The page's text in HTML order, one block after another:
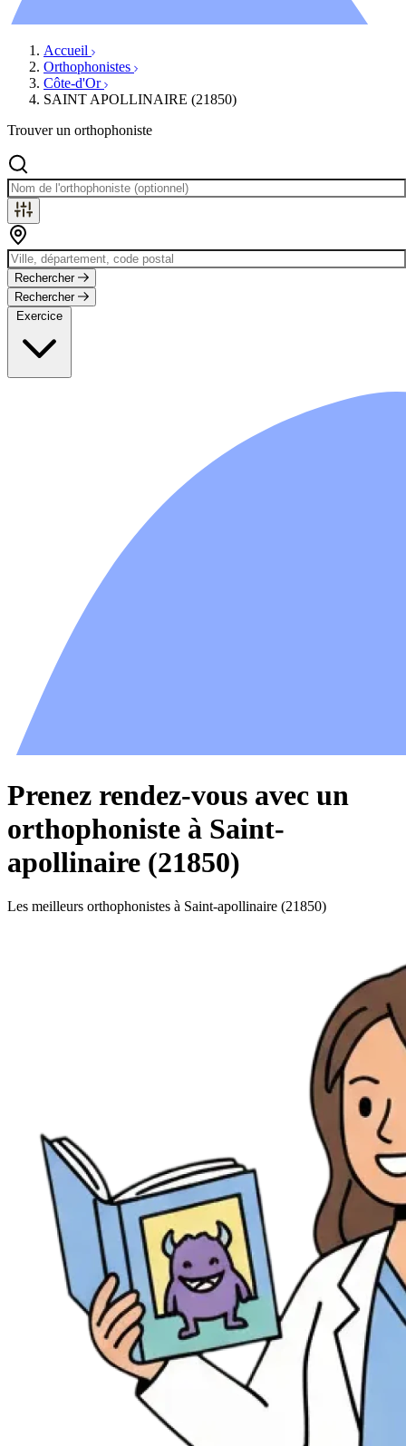
Accueil
Orthophonistes
Côte-d'Or
SAINT APOLLINAIRE (21850)
Trouver un orthophoniste
Rechercher
Rechercher
Exercice
Prenez rendez-vous avec un
orthophoniste à Saint-
apollinaire (21850)
Les meilleurs orthophonistes à Saint-apollinaire (21850)